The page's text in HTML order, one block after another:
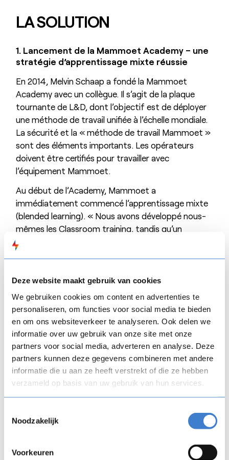
Deze website maakt gebruik van cookies
We gebruiken cookies om content en advertenties te
personaliseren, om functies voor social media te bieden
en om ons websiteverkeer te analyseren. Ook delen we
informatie over uw gebruik van onze site met onze
partners voor social media, adverteren en analyse. Deze
partners kunnen deze gegevens combineren met andere
informatie die u aan ze heeft verstrekt of die ze hebben
verzameld op basis van uw gebruik van hun services.
Noodzakelijk
Voorkeuren
LA SOLUTION
1. Lancement de la Mammoet Academy – une
stratégie d’apprentissage mixte réussie
En 2014, Melvin Schaap a fondé la Mammoet
Academy avec un collègue. Il s’agit de la plaque
tournante de L&D, dont l’objectif est de déployer
une méthode de travail unifiée à l’échelle mondiale.
La sécurité et la « méthode de travail Mammoet »
sont des éléments importants. Les opérateurs
doivent être certifiés pour travailler avec
l’équipement Mammoet.
Au début de l’Academy, Mammoet a
immédiatement commencé l’apprentissage mixte
(blended learning). « Nous avons développé nous-
mêmes les Classroom training, tandis qu’un
partenaire externe s’est porté garant de nos
modules d’apprentissage en ligne. Nous avons
développement de cours composée d’experts
internes en la matière et de quelques rédacteurs
techniques », explique Melvin Schaap. « La majeure
partie du matériel ayant déjà été rédigée, l’accent
est désormais mis sur la conception des cours.
Nous voulons rendre nos cours de formation plus
attrayants grâce à des blocs de formation courts
et interactifs et nous allons travailler davantage
avec la formation par vidéo ».
numérique en permettant aux employés de
d’apprentissage interactifs avec l’outil de
création FLOWSPARKS